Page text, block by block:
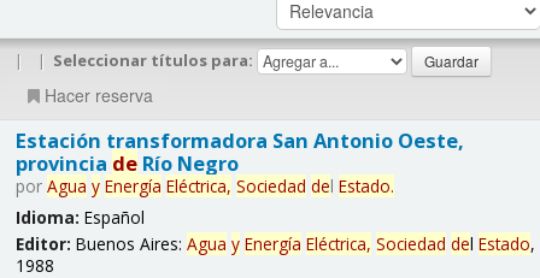
| | Seleccionar títulos para:
Hacer reserva
Estación transformadora San Antonio Oeste,
provincia deRío Negro
por Agua y Energía Eléctrica, Sociedad del Estado.
Idioma: Español
Editor: Buenos Aires: Agua y Energía Eléctrica, Sociedad del Estado,
1988